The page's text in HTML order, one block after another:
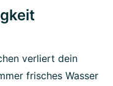
verliert dein
frisches Wasser